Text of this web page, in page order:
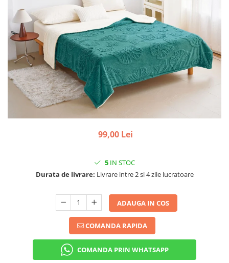
99,00 Lei
5 IN STOC
Durata de livrare: Livrare intre 2 si 4 zile lucratoare
ADAUGA IN COS
COMANDA RAPIDA
COMANDA PRIN WHATSAPP